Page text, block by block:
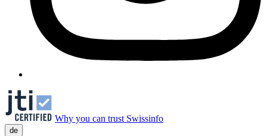
Why you can trust Swissinfo
de